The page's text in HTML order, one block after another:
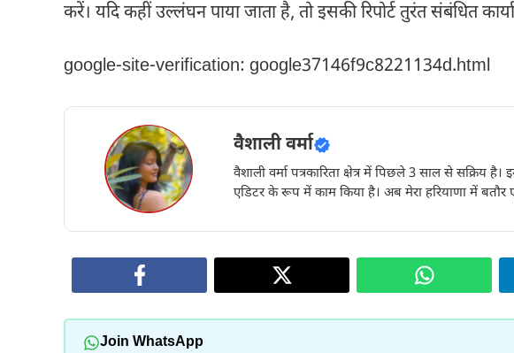
करें। यदि कहीं उल्लंघन पाया जाता है, तो इसकी रिपोर्ट तुरंत संबंधित
google-site-verification: google37146f9c8221134d.html
वैशाली वर्मा
वैशाली वर्मा पत्रकारिता क्षेत्र में पिछले 3 साल से
एडिटर के रूप में काम किया है। अब मेरा हरियाणा में बतौर
Join WhatsApp